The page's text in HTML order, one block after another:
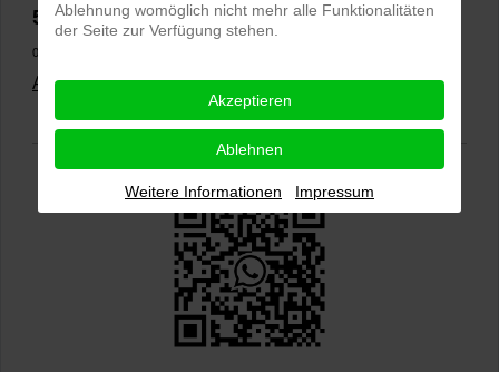
5,0⭐⭐⭐⭐⭐ bei144 Google-Rezensionen (Stand
02.01.2026)
Alle Rezensionen ansehen|Bewertung abgeben
Ablehnung womöglich nicht mehr alle Funktionalitäten
der Seite zur Verfügung stehen.
Akzeptieren
Ablehnen
Weitere Informationen Impressum